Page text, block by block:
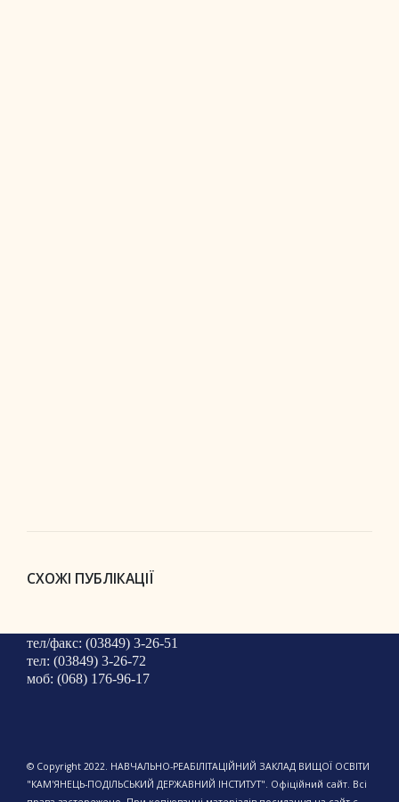
СХОЖІ ПУБЛІКАЦІЇ
тел/факс: (03849) 3-26-51
тел: (03849) 3-26-72
моб: (068) 176-96-17
© Copyright 2022. НАВЧАЛЬНО-РЕАБІЛІТАЦІЙНИЙ ЗАКЛАД ВИЩОЇ ОСВІТИ
"КАМ'ЯНЕЦЬ-ПОДІЛЬСЬКИЙ ДЕРЖАВНИЙ ІНСТИТУТ". Офіційний сайт. Всі